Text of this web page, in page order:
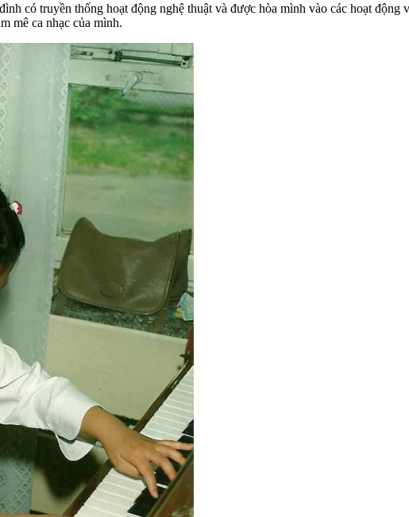
có truyền thống hoạt động nghệ thuật và được hòa mình vào các hoạt
mê ca nhạc của mình.